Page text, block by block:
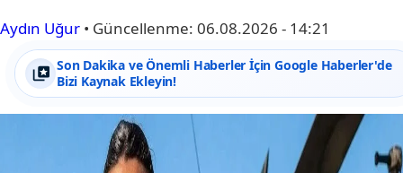
Aydın Uğur • Güncellenme: 06.08.2026 - 14:21
Son Dakika ve Önemli Haberler İçin Google Haberler'de
Bizi Kaynak Ekleyin!